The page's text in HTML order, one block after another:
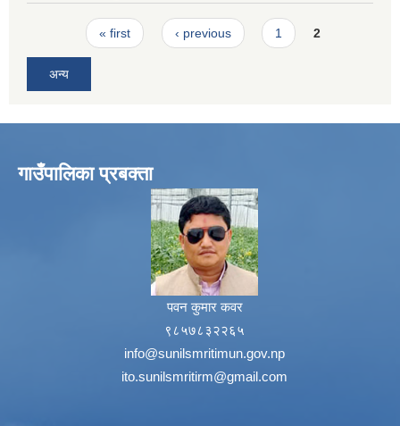
Pages« first ‹ previous 1 2
अन्य
गाउँपालिका प्रबक्ता
पवन कुमार कवर
९८५७८३२२६५
info@sunilsmritimun.gov.np
ito.sunilsmritirm@gmail.com